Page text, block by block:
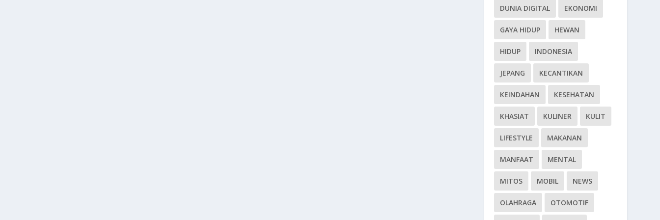
DUNIA DIGITAL EKONOMI
GAYA HIDUP HEWAN
HIDUP INDONESIA
JEPANG KECANTIKAN
KEINDAHAN KESEHATAN
KHASIAT KULINER KULIT
LIFESTYLE MAKANAN
MANFAAT MENTAL
MITOS MOBIL NEWS
OLAHRAGA OTOMOTIF